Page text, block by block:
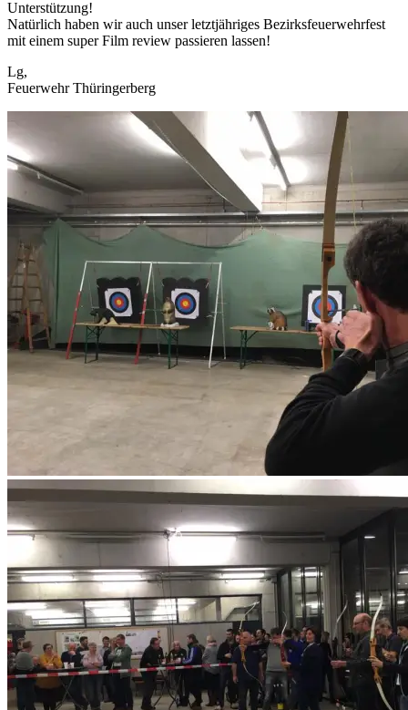
Unterstützung!
Natürlich haben wir auch unser letztjähriges Bezirksfeuerwehrfest
mit einem super Film review passieren lassen!
Lg,
Feuerwehr Thüringerberg